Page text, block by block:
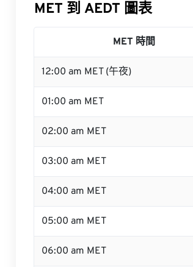
MET 到 AEDT 圖表
MET 時間
12:00 am MET (午夜)
01:00 am MET
02:00 am MET
03:00 am MET
04:00 am MET
05:00 am MET
06:00 am MET